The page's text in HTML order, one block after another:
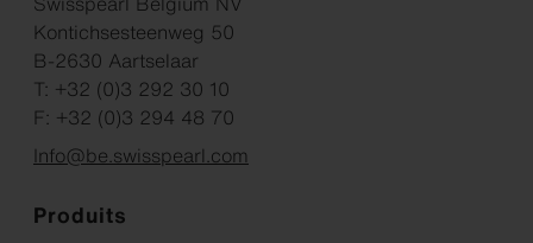
Kontichsesteenweg 50
B-2630 Aartselaar
T: +32 (0)3 292 30 10
F: +32 (0)3 294 48 70
Info@be.swisspearl.com
Produits